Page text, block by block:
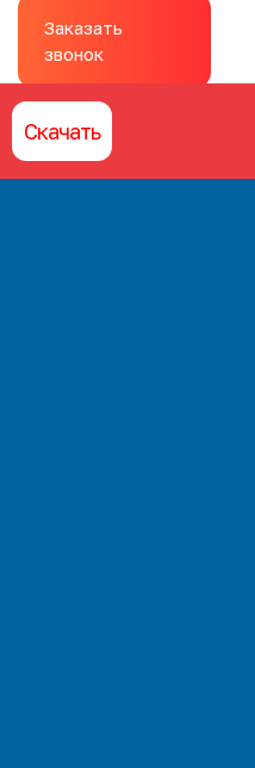
Заказать
звонок
Скачать